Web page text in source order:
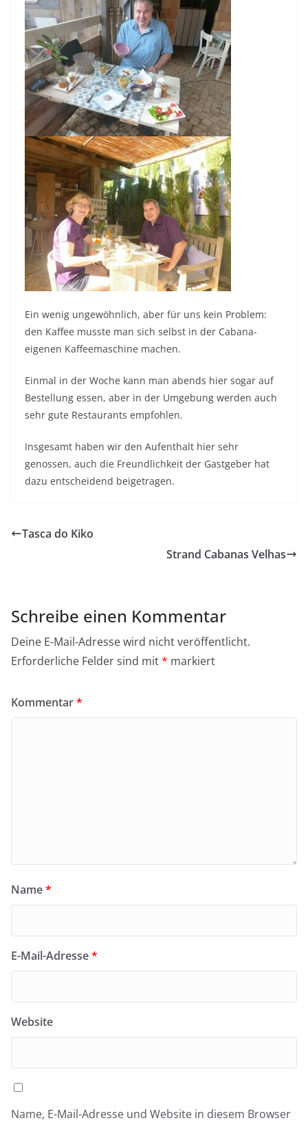
Ein wenig ungewöhnlich, aber für uns kein Problem:
den Kaffee musste man sich selbst in der Cabana-
eigenen Kaffeemaschine machen.
Einmal in der Woche kann man abends hier sogar auf
Bestellung essen, aber in der Umgebung werden auch
sehr gute Restaurants empfohlen.
Insgesamt haben wir den Aufenthalt hier sehr
genossen, auch die Freundlichkeit der Gastgeber hat
dazu entscheidend beigetragen.
Tasca do Kiko
Strand Cabanas Velhas
Schreibe einen Kommentar
Deine E-Mail-Adresse wird nicht veröffentlicht.
Erforderliche Felder sind mit* markiert
Kommentar*
Name*
E-Mail-Adresse*
Website
Name, E-Mail-Adresse und Website in diesem Browser